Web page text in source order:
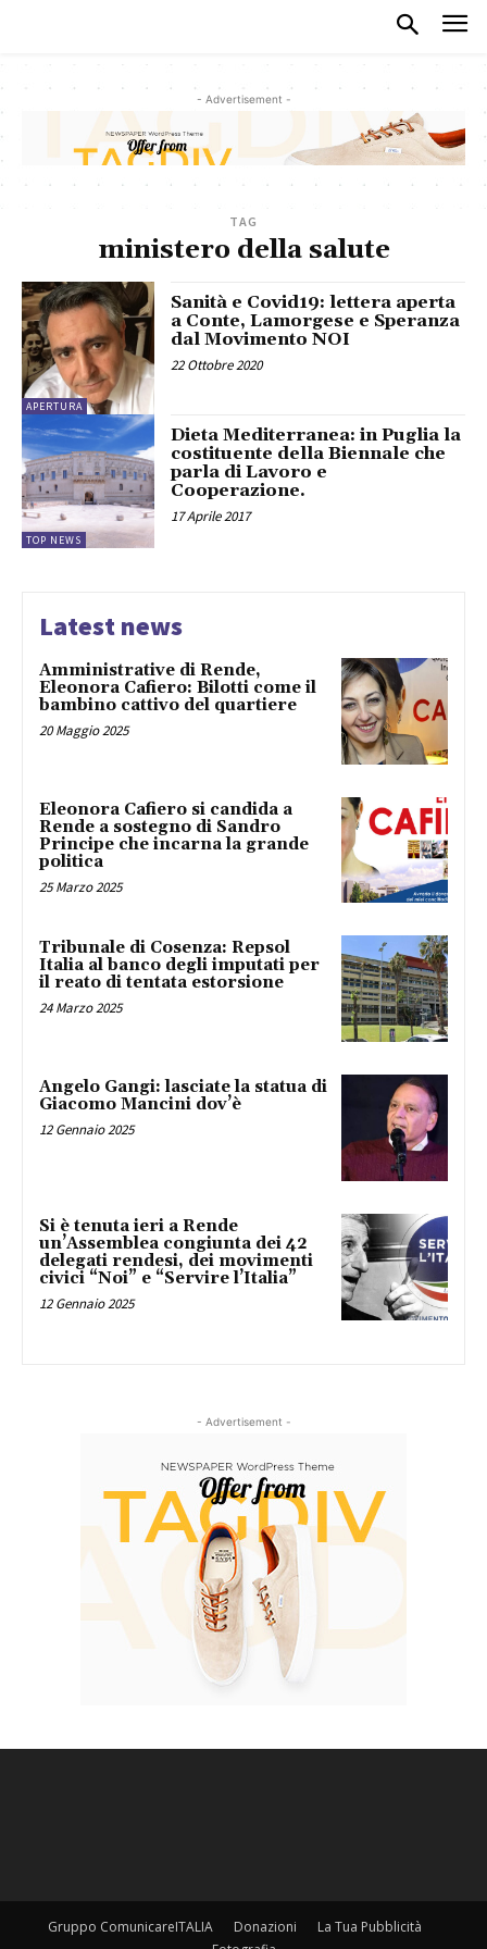
- Advertisement -
TAG
ministero della salute
APERTURA
Sanità e Covid19: lettera aperta
a Conte, Lamorgese e Speranza
dal Movimento NOI
22 Ottobre 2020
TOP NEWS
Dieta Mediterranea: in Puglia la
costituente della Biennale che
parla di Lavoro e
Cooperazione.
17 Aprile 2017
Latest news
Amministrative di Rende,
Eleonora Cafiero: Bilotti come il
bambino cattivo del quartiere
20 Maggio 2025
Eleonora Cafiero si candida a
Rende a sostegno di Sandro
Principe che incarna la grande
politica
25 Marzo 2025
Tribunale di Cosenza: Repsol
Italia al banco degli imputati per
il reato di tentata estorsione
24 Marzo 2025
Angelo Gangi: lasciate la statua di
Giacomo Mancini dov’è
12 Gennaio 2025
Si è tenuta ieri a Rende
un’Assemblea congiunta dei 42
delegati rendesi, dei movimenti
civici “Noi” e “Servire l’Italia”
12 Gennaio 2025
- Advertisement -
Gruppo ComunicareITALIA Donazioni
La Tua Pubblicità